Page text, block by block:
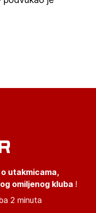
utakmicama,
omiljenog kluba !
2 minuta